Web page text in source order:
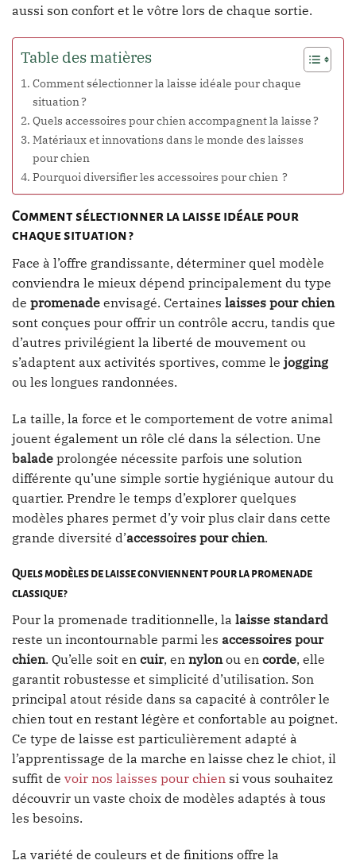
aussi son confort et le vôtre lors de chaque sortie.
Table des matières
Comment sélectionner la laisse idéale pour chaque
situation ?
Quels accessoires pour chien accompagnent la laisse ?
Matériaux et innovations dans le monde des laisses
pour chien
Pourquoi diversifier les accessoires pour chien ?
Comment sélectionner la laisse idéale pour
chaque situation ?
Face à l’offre grandissante, déterminer quel modèle
conviendra le mieux dépend principalement du type
de promenade envisagé. Certaines laisses pour chien
sont conçues pour offrir un contrôle accru, tandis que
d’autres privilégient la liberté de mouvement ou
s’adaptent aux activités sportives, comme le jogging
ou les longues randonnées.
La taille, la force et le comportement de votre animal
jouent également un rôle clé dans la sélection. Une
balade prolongée nécessite parfois une solution
différente qu’une simple sortie hygiénique autour du
quartier. Prendre le temps d’explorer quelques
modèles phares permet d’y voir plus clair dans cette
grande diversité d’accessoires pour chien.
Quels modèles de laisse conviennent pour la promenade
classique ?
Pour la promenade traditionnelle, la laisse standard
reste un incontournable parmi les accessoires pour
chien. Qu’elle soit en cuir, en nylonou en corde, elle
garantit robustesse et simplicité d’utilisation. Son
principal atout réside dans sa capacité à contrôler le
chien tout en restant légère et confortable au poignet.
Ce type de laisse est particulièrement adapté à
l’apprentissage de la marche en laisse chez le chiot, il
suffit de voir nos laisses pour chien si vous souhaitez
découvrir un vaste choix de modèles adaptés à tous
les besoins.
La variété de couleurs et de finitions offre la